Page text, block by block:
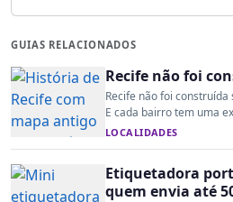
GUIAS RELACIONADOS
Recife não foi
Recife não foi
E cada bairro tem uma
LOCALIDADES
Etiquetadora
quem envia até